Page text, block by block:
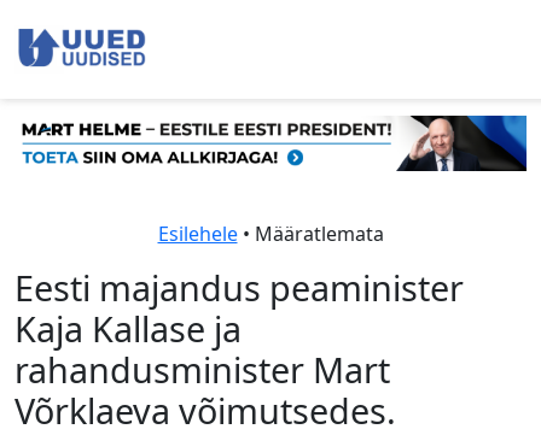
Esilehele• Määratlemata
Eesti majandus peaminister
Kaja Kallase ja
rahandusminister Mart
Võrklaeva võimutsedes.